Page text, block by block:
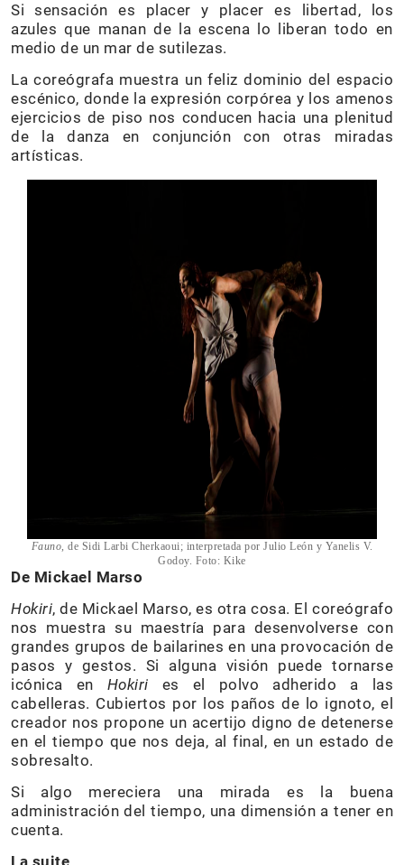
Si sensación es placer y placer es libertad, los
azules que manan de la escena lo liberan todo en
medio de un mar de sutilezas.
La coreógrafa muestra un feliz dominio del espacio
escénico, donde la expresión corpórea y los amenos
ejercicios de piso nos conducen hacia una plenitud
de la danza en conjunción con otras miradas
artísticas.
Fauno, de Sidi Larbi Cherkaoui; interpretada por Julio León y Yanelis V.
Godoy. Foto: Kike
De Mickael Marso
Hokiri, de Mickael Marso, es otra cosa. El coreógrafo
nos muestra su maestría para desenvolverse con
grandes grupos de bailarines en una provocación de
pasos y gestos. Si alguna visión puede tornarse
icónica en Hokiri es el polvo adherido a las
cabelleras. Cubiertos por los paños de lo ignoto, el
creador nos propone un acertijo digno de detenerse
en el tiempo que nos deja, al final, en un estado de
sobresalto.
Si algo mereciera una mirada es la buena
administración del tiempo, una dimensión a tener en
cuenta.